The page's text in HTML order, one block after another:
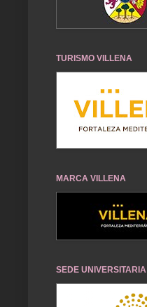
TURISMO VILLENA
MARCA VILLENA
SEDE UNIVERSITARIA